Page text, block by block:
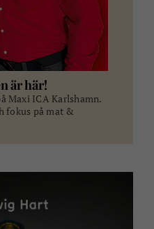
är här!
Maxi ICA Karlshamn.
fokus på mat &